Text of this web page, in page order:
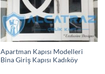
Apartman Kapısı Modelleri
Bina Giriş Kapısı Kadıköy